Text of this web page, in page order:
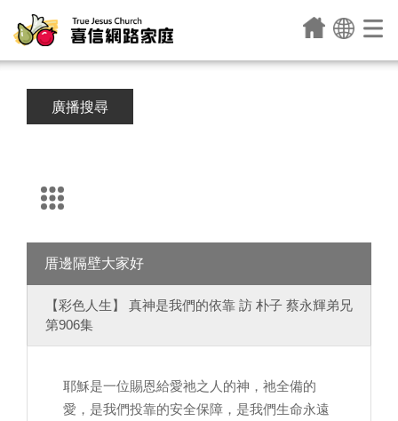
廣播搜尋
厝邊隔壁大家好
【彩色人生】 真神是我們的依靠 訪 朴子 蔡永輝弟兄
第906集
耶穌是一位賜恩給愛祂之人的神，祂全備的
愛，是我們投靠的安全保障，是我們生命永遠